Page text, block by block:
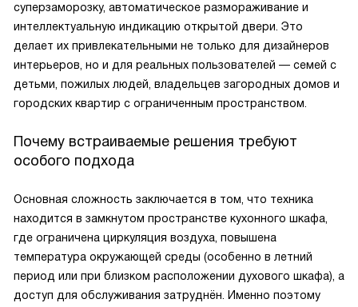
суперзаморозку, автоматическое размораживание и
интеллектуальную индикацию открытой двери. Это
делает их привлекательными не только для дизайнеров
интерьеров, но и для реальных пользователей — семей с
детьми, пожилых людей, владельцев загородных домов и
городских квартир с ограниченным пространством.
Почему встраиваемые решения требуют
особого подхода
Основная сложность заключается в том, что техника
находится в замкнутом пространстве кухонного шкафа,
где ограничена циркуляция воздуха, повышена
температура окружающей среды (особенно в летний
период или при близком расположении духового шкафа), а
доступ для обслуживания затруднён. Именно поэтому